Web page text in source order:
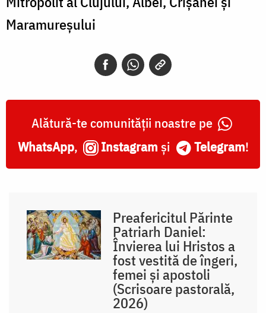
Maramureșului
Alătură-te comunității noastre pe
WhatsApp, Instagram și Telegram!
Preafericitul Părinte
Patriarh Daniel:
Învierea lui Hristos a
fost vestită de îngeri,
femei și apostoli
(Scrisoare pastorală,
2026)